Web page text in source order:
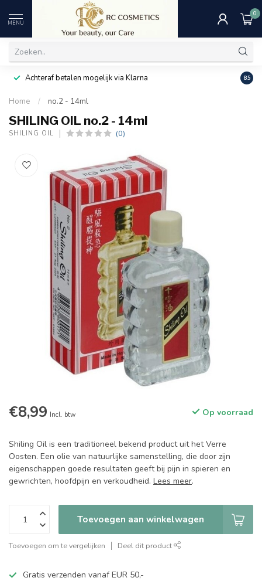
MENU
0
Achteraf betalen mogelijk via Klarna 8.5
Home / no.2 - 14ml
SHILING OIL no.2 - 14ml
SHILING OIL (0)
€8,99 Incl. btw Op voorraad
Shiling Oil is een traditioneel bekend product uit het Verre
Oosten. Een olie van natuurlijke samenstelling, die door zijn
eigenschappen goede resultaten geeft bij pijn in spieren en
gewrichten, hoofdpijn en verkoudheid. Lees meer.
Toevoegen aan winkelwagen
Toevoegen om te vergelijken Deel dit product
Gratis verzenden vanaf EUR 50,-